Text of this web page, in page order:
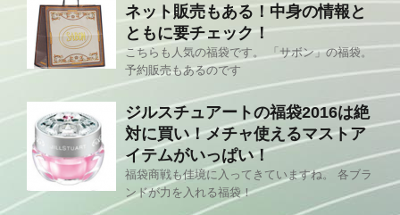
ネット販売もある！中身の情報と
ともに要チェック！
こちらも人気の福袋です。 「サボン」の福袋。
予約販売もあるのです
ジルスチュアートの福袋2016は絶
対に買い！メチャ使えるマストア
イテムがいっぱい！
福袋商戦も佳境に入ってきていますね。 各ブラ
ンドが力を入れる福袋！